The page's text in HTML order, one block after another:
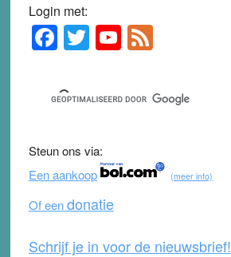
Login met:
Primary
Sidebar
F
a
c
e
b
o
o
k
T
wi
tt
er
Y
o
u
T
b
e
F
e
d
Steun ons via:
Een aankoop
(meer info)
Of eendonatie
Schrijf je in voor de nieuwsbrief!